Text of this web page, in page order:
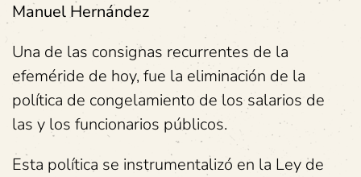
Manuel Hernández
Una de las consignas recurrentes de la
efeméride de hoy, fue la eliminación de la
política de congelamiento de los salarios de
las y los funcionarios públicos.
Esta política se instrumentalizó en la Ley de